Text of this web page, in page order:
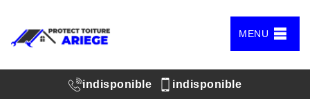
MENU
indisponible indisponible